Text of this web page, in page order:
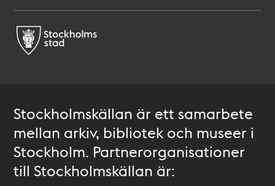
Stockholmskällan är ett samarbete
mellan arkiv, bibliotek och museer i
Stockholm. Partnerorganisationer
till Stockholmskällan är: